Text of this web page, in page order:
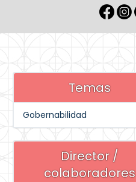
Temas
Gobernabilidad
Director /
colaboradores